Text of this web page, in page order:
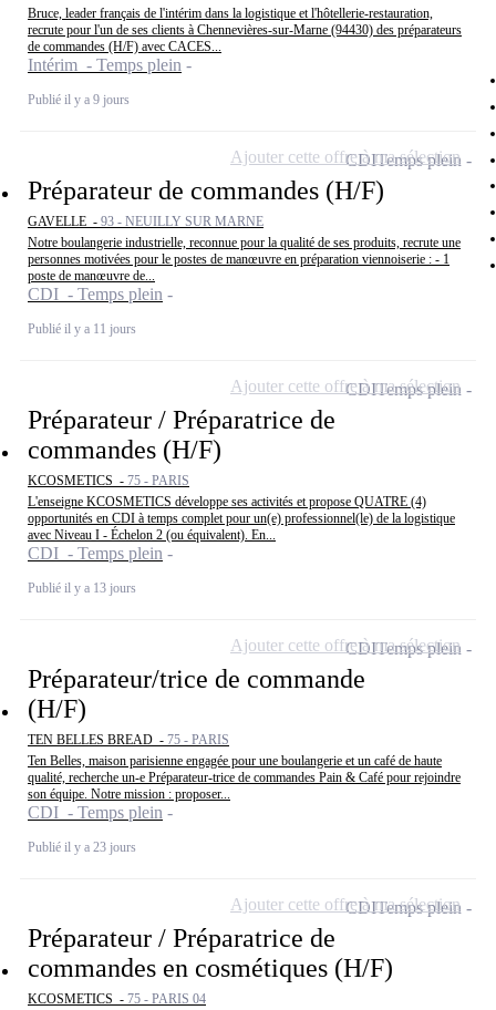
Bruce, leader français de l'intérim dans la logistique et l'hôtellerie-restauration,
recrute pour l'un de ses clients à Chennevières-sur-Marne (94430) des préparateurs
de commandes (H/F) avec CACES...
Intérim - Temps plein
Publié il y a 9 jours
Préparateur de commandes (H/F)
GAVELLE - 93 - NEUILLY SUR MARNE
Notre boulangerie industrielle, reconnue pour la qualité de ses produits, recrute une
personnes motivées pour le postes de manœuvre en préparation viennoiserie : - 1
poste de manœuvre de...
CDI - Temps plein
Publié il y a 11 jours
CDITemps plein
Ajouter cette offre à ma sélection
Préparateur / Préparatrice de
commandes (H/F)
KCOSMETICS - 75 - PARIS
L'enseigne KCOSMETICS développe ses activités et propose QUATRE (4)
opportunités en CDI à temps complet pour un(e) professionnel(le) de la logistique
avec Niveau I - Échelon 2 (ou équivalent). En...
CDI - Temps plein
Publié il y a 13 jours
CDITemps plein
Ajouter cette offre à ma sélection
Préparateur/trice de commande
(H/F)
TEN BELLES BREAD - 75 - PARIS
Ten Belles, maison parisienne engagée pour une boulangerie et un café de haute
qualité, recherche un-e Préparateur-trice de commandes Pain & Café pour rejoindre
son équipe. Notre mission : proposer...
CDI - Temps plein
Publié il y a 23 jours
CDITemps plein
Ajouter cette offre à ma sélection
Préparateur / Préparatrice de
commandes en cosmétiques (H/F)
KCOSMETICS - 75 - PARIS 04
CDITemps plein
Ajouter cette offre à ma sélection